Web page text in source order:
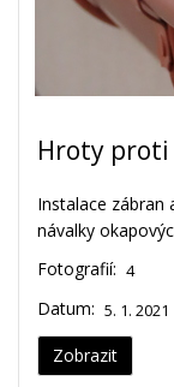
Hroty
Instalace
návalky
Fotografií: 4
Datum: 5. 1. 2021
Zobrazit